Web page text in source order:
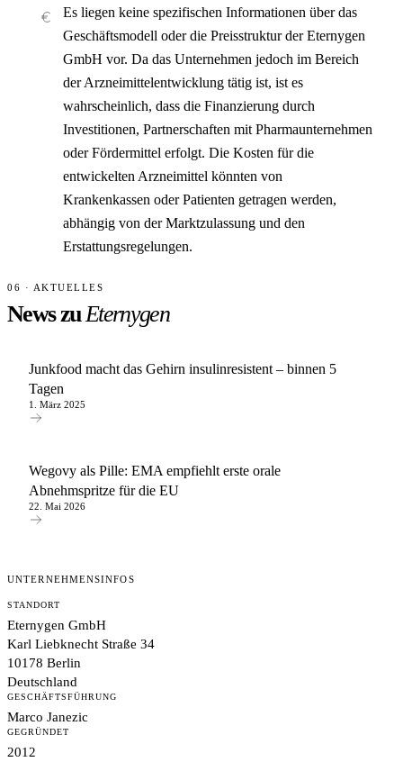
Es liegen keine spezifischen Informationen über das
Geschäftsmodell oder die Preisstruktur der Eternygen
GmbH vor. Da das Unternehmen jedoch im Bereich
der Arzneimittelentwicklung tätig ist, ist es
wahrscheinlich, dass die Finanzierung durch
Investitionen, Partnerschaften mit Pharmaunternehmen
oder Fördermittel erfolgt. Die Kosten für die
entwickelten Arzneimittel könnten von
Krankenkassen oder Patienten getragen werden,
abhängig von der Marktzulassung und den
Erstattungsregelungen.
06 · AKTUELLES
News zuEternygen
Junkfood macht das Gehirn insulinresistent – binnen 5
Tagen
1. März 2025
Wegovy als Pille: EMA empfiehlt erste orale
Abnehmspritze für die EU
22. Mai 2026
UNTERNEHMENSINFOS
STANDORT
Eternygen GmbH
Karl Liebknecht Straße 34
10178 Berlin
Deutschland
GESCHÄFTSFÜHRUNG
Marco Janezic
GEGRÜNDET
2012